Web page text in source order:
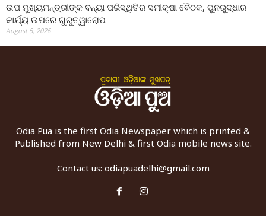
ଉପ ମୁଖ୍ୟମନ୍ତ୍ରୀଙ୍କ ବନ୍ୟା ପରିସ୍ଥିତିର ସମୀକ୍ଷା ବୈଠକ, ପୁନରୁଦ୍ଧାର
କାର୍ଯ୍ୟ ଉପରେ ଗୁରୁତ୍ୱାରୋପ
August 5, 2026
Odia Pua is the first Odia Newspaper which is printed &
Published from New Delhi & first Odia mobile news site.
Contact us: odiapuadelhi@gmail.com